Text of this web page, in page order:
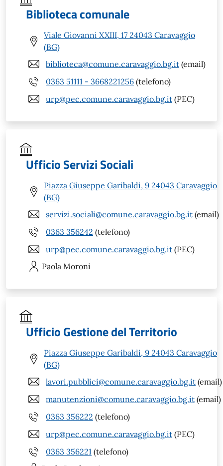
Biblioteca comunale
Viale Giovanni XXIII, 17 24043 Caravaggio
(BG)
biblioteca@comune.caravaggio.bg.it (email)
0363 51111 - 3668221256 (telefono)
urp@pec.comune.caravaggio.bg.it (PEC)
Ufficio Servizi Sociali
Piazza Giuseppe Garibaldi, 9 24043 Caravaggio
(BG)
servizi.sociali@comune.caravaggio.bg.it (email)
0363 356242 (telefono)
urp@pec.comune.caravaggio.bg.it (PEC)
Paola Moroni
Ufficio Gestione del Territorio
Piazza Giuseppe Garibaldi, 9 24043 Caravaggio
(BG)
lavori.pubblici@comune.caravaggio.bg.it (email)
manutenzioni@comune.caravaggio.bg.it (email)
0363 356222 (telefono)
urp@pec.comune.caravaggio.bg.it (PEC)
0363 356221 (telefono)